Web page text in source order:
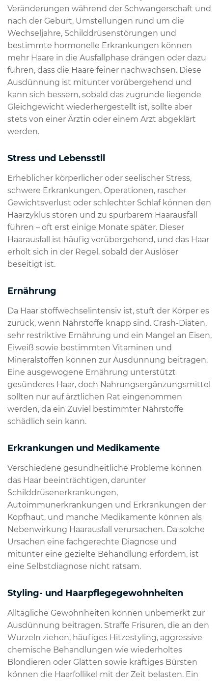
Veränderungen während der Schwangerschaft und
nach der Geburt, Umstellungen rund um die
Wechseljahre, Schilddrüsenstörungen und
bestimmte hormonelle Erkrankungen können
mehr Haare in die Ausfallphase drängen oder dazu
führen, dass die Haare feiner nachwachsen. Diese
Ausdünnung ist mitunter vorübergehend und
kann sich bessern, sobald das zugrunde liegende
Gleichgewicht wiederhergestellt ist, sollte aber
stets von einer Ärztin oder einem Arzt abgeklärt
werden.
Stress und Lebensstil
Erheblicher körperlicher oder seelischer Stress,
schwere Erkrankungen, Operationen, rascher
Gewichtsverlust oder schlechter Schlaf können den
Haarzyklus stören und zu spürbarem Haarausfall
führen – oft erst einige Monate später. Dieser
Haarausfall ist häufig vorübergehend, und das Haar
erholt sich in der Regel, sobald der Auslöser
beseitigt ist.
Ernährung
Da Haar stoffwechselintensiv ist, stuft der Körper es
zurück, wenn Nährstoffe knapp sind. Crash-Diäten,
sehr restriktive Ernährung und ein Mangel an Eisen,
Eiweiß sowie bestimmten Vitaminen und
Mineralstoffen können zur Ausdünnung beitragen.
Eine ausgewogene Ernährung unterstützt
gesünderes Haar, doch Nahrungsergänzungsmittel
sollten nur auf ärztlichen Rat eingenommen
werden, da ein Zuviel bestimmter Nährstoffe
schädlich sein kann.
Erkrankungen und Medikamente
Verschiedene gesundheitliche Probleme können
das Haar beeinträchtigen, darunter
Schilddrüsenerkrankungen,
Autoimmunerkrankungen und Erkrankungen der
Kopfhaut, und manche Medikamente können als
Nebenwirkung Haarausfall verursachen. Da solche
Ursachen eine fachgerechte Diagnose und
mitunter eine gezielte Behandlung erfordern, ist
eine Selbstdiagnose nicht ratsam.
Styling- und Haarpflegegewohnheiten
Alltägliche Gewohnheiten können unbemerkt zur
Ausdünnung beitragen. Straffe Frisuren, die an den
Wurzeln ziehen, häufiges Hitzestyling, aggressive
chemische Behandlungen wie wiederholtes
Blondieren oder Glätten sowie kräftiges Bürsten
können die Haarfollikel mit der Zeit belasten. Ein